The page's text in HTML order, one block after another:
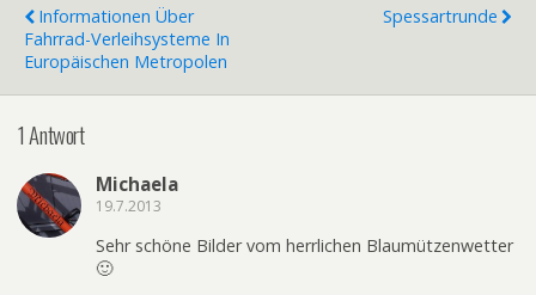
Informationen Über
Fahrrad-Verleihsysteme In
Europäischen Metropolen
Spessartrunde
1 Antwort
Michaela
19.7.2013
Sehr schöne Bilder vom herrlichen Blaumützenwetter
🙂